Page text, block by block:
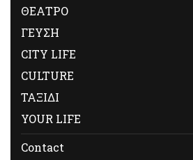
ΘΕΑΤΡΟ
ΓΕΥΣΗ
CITY LIFE
CULTURE
ΤΑΞΙΔΙ
YOUR LIFE
Contact